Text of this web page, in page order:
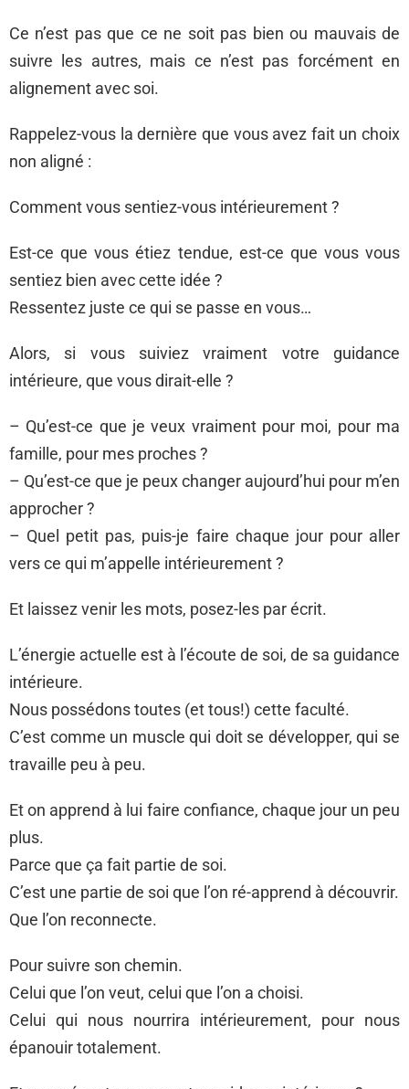
Ce n’est pas que ce ne soit pas bien ou mauvais de
suivre les autres, mais ce n’est pas forcément en
alignement avec soi.
Rappelez-vous la dernière que vous avez fait un choix
non aligné :
Comment vous sentiez-vous intérieurement ?
Est-ce que vous étiez tendue, est-ce que vous vous
sentiez bien avec cette idée ?
Ressentez juste ce qui se passe en vous…
Alors, si vous suiviez vraiment votre guidance
intérieure, que vous dirait-elle ?
– Qu’est-ce que je veux vraiment pour moi, pour ma
famille, pour mes proches ?
– Qu’est-ce que je peux changer aujourd’hui pour m’en
approcher ?
– Quel petit pas, puis-je faire chaque jour pour aller
vers ce qui m’appelle intérieurement ?
Et laissez venir les mots, posez-les par écrit.
L’énergie actuelle est à l’écoute de soi, de sa guidance
intérieure.
Nous possédons toutes (et tous!) cette faculté.
C’est comme un muscle qui doit se développer, qui se
travaille peu à peu.
Et on apprend à lui faire confiance, chaque jour un peu
plus.
Parce que ça fait partie de soi.
C’est une partie de soi que l’on ré-apprend à découvrir.
Que l’on reconnecte.
Pour suivre son chemin.
Celui que l’on veut, celui que l’on a choisi.
Celui qui nous nourrira intérieurement, pour nous
épanouir totalement.